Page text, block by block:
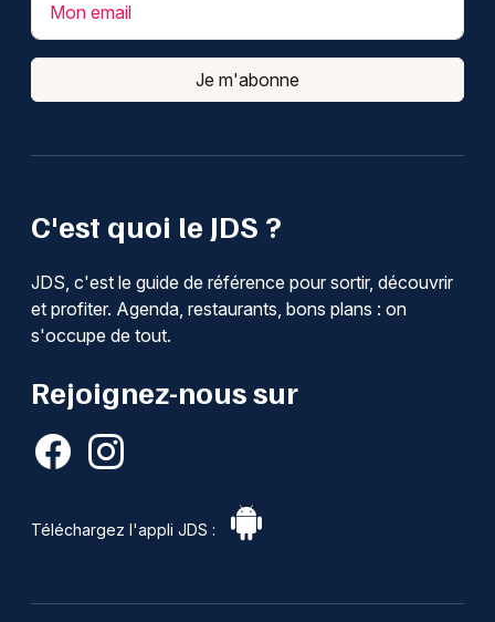
C'est quoi le JDS ?
JDS, c'est le guide de référence pour sortir, découvrir
et profiter. Agenda, restaurants, bons plans : on
s'occupe de tout.
Rejoignez-nous sur
Téléchargez l'appli JDS :
Mon email
Je m'abonne